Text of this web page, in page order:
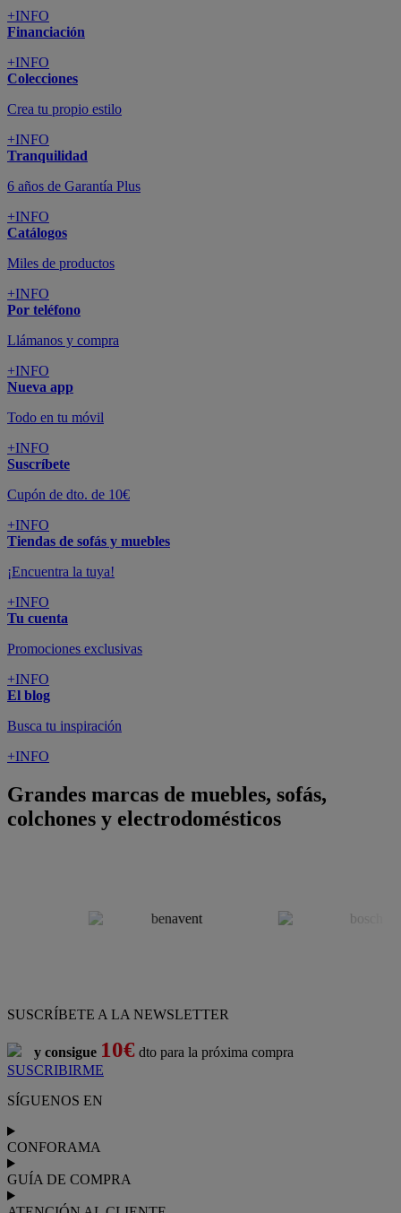
+INFO
Financiación
+INFO
Colecciones
Crea tu propio estilo
+INFO
Tranquilidad
6 años de Garantía Plus
+INFO
Catálogos
Miles de productos
+INFO
Por teléfono
Llámanos y compra
+INFO
Nueva app
Todo en tu móvil
+INFO
Suscríbete
Cupón de dto. de 10€
+INFO
Tiendas de sofás y muebles
¡Encuentra la tuya!
+INFO
Tu cuenta
Promociones exclusivas
+INFO
El blog
Busca tu inspiración
+INFO
Grandes marcas de muebles, sofás,
colchones y electrodomésticos
SUSCRÍBETE A LA NEWSLETTER
y consigue 10€ dto para la próxima compra
SUSCRIBIRME
SÍGUENOS EN
CONFORAMA
GUÍA DE COMPRA